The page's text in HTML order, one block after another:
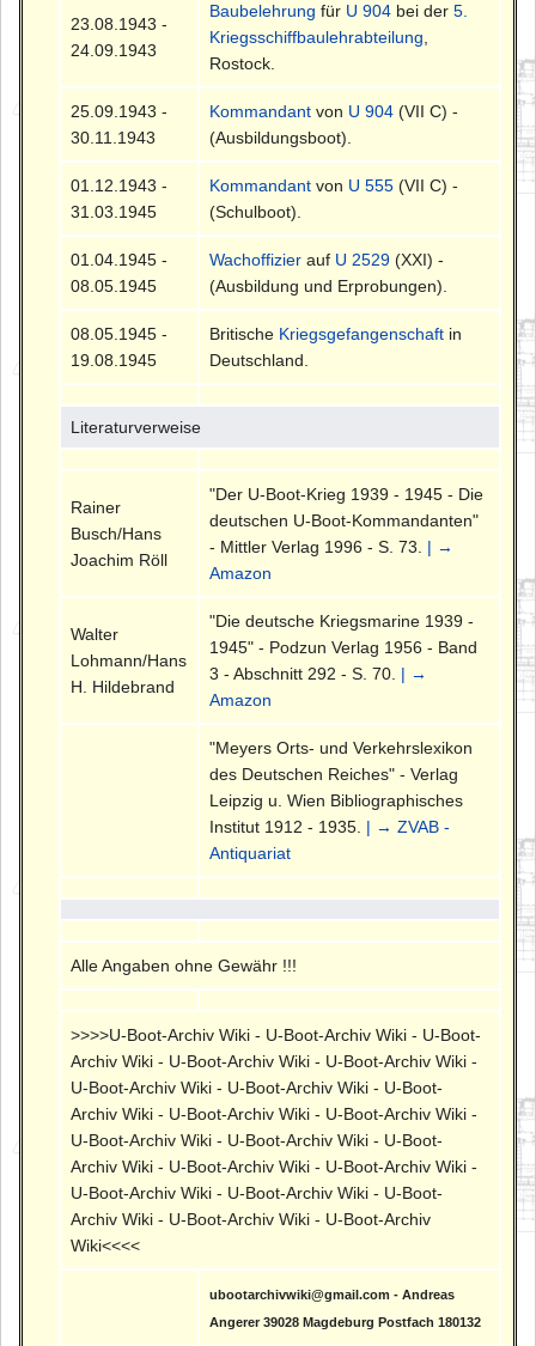
23.08.1943 -
24.09.1943
Baubelehrung für U 904 bei der5.
Kriegsschiffbaulehrabteilung
Rostock.
25.09.1943 -
30.11.1943
Kommandant von U 904 (VII C) -
(Ausbildungsboot).
01.12.1943 -
31.03.1945
Kommandant von U 555 (VII C) -
(Schulboot).
01.04.1945 -
08.05.1945
Wachoffizier auf U 2529 (XXI) -
(Ausbildung und Erprobungen).
08.05.1945 -
19.08.1945
Britische Kriegsgefangenschaft in
Deutschland.
Literaturverweise
Rainer
Busch/Hans
Joachim Röll
"Der U-Boot-Krieg 1939 - 1945 - Die
deutschen U-Boot-Kommandanten"
- Mittler Verlag 1996 - S. 73. | →
Amazon
Walter
Lohmann/Hans
H. Hildebrand
"Die deutsche Kriegsmarine 1939 -
1945" - Podzun Verlag 1956 - Band
3 - Abschnitt 292 - S. 70. | →
Amazon
"Meyers Orts- und Verkehrslexikon
des Deutschen Reiches" - Verlag
Leipzig u. Wien Bibliographisches
Institut 1912 - 1935. | → ZVAB -
Antiquariat
Alle Angaben ohne Gewähr !!!
>>>>U-Boot-Archiv Wiki - U-Boot-Archiv Wiki - U-Boot-
Archiv Wiki - U-Boot-Archiv Wiki - U-Boot-Archiv Wiki -
U-Boot-Archiv Wiki - U-Boot-Archiv Wiki - U-Boot-
Archiv Wiki - U-Boot-Archiv Wiki - U-Boot-Archiv Wiki -
U-Boot-Archiv Wiki - U-Boot-Archiv Wiki - U-Boot-
Archiv Wiki - U-Boot-Archiv Wiki - U-Boot-Archiv Wiki -
U-Boot-Archiv Wiki - U-Boot-Archiv Wiki - U-Boot-
Archiv Wiki - U-Boot-Archiv Wiki - U-Boot-Archiv
Wiki<<<<
ubootarchivwiki@gmail.com - Andreas
Angerer 39028 Magdeburg Postfach 180132